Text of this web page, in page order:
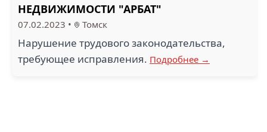
НЕДВИЖИМОСТИ "АРБАТ"
07.02.2023 • Томск
Нарушение трудового законодательства,
требующее исправления. Подробнее →